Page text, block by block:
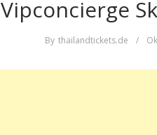
Vipconcierge
By thailandtickets.de /